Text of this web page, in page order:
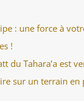
: une force à
!
du Tahara’a est
sur un terrain en